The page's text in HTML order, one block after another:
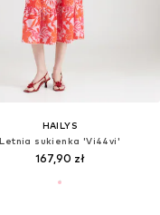
HAILYS
Letnia sukienka 'Vi44vi'
167,90 zł